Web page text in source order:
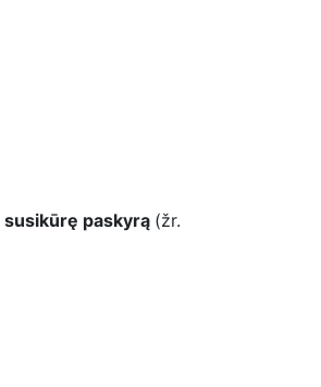
susikūrę paskyrą (žr.